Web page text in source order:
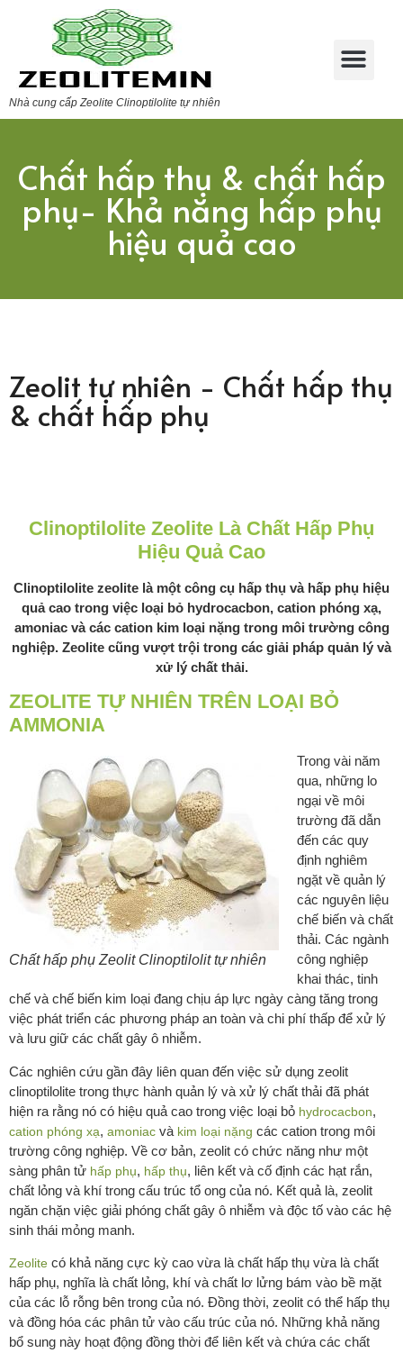
Nhà cung cấp Zeolite Clinoptilolite tự nhiên
Chất hấp thụ & chất hấp
phụ- Khả năng hấp phụ
hiệu quả cao
Zeolit tự nhiên - Chất hấp thụ
& chất hấp phụ
Clinoptilolite Zeolite Là Chất Hấp Phụ
Hiệu Quả Cao
Clinoptilolite zeolite là một công cụ hấp thụ và hấp phụ hiệu
quả cao trong việc loại bỏ hydrocacbon, cation phóng xạ,
amoniac và các cation kim loại nặng trong môi trường công
nghiệp. Zeolite cũng vượt trội trong các giải pháp quản lý và
xử lý chất thải.
ZEOLITE TỰ NHIÊN TRÊN LOẠI BỎ
AMMONIA
Chất hấp phụ Zeolit Clinoptilolit tự nhiên
Trong vài năm
qua, những lo
ngại về môi
trường đã dẫn
đến các quy
định nghiêm
ngặt về quản lý
các nguyên liệu
chế biến và chất
thải. Các ngành
công nghiệp
khai thác, tinh
chế và chế biến kim loại đang chịu áp lực ngày càng tăng trong
việc phát triển các phương pháp an toàn và chi phí thấp để xử lý
và lưu giữ các chất gây ô nhiễm.
Các nghiên cứu gần đây liên quan đến việc sử dụng zeolit
clinoptilolite trong thực hành quản lý và xử lý chất thải đã phát
hiện ra rằng nó có hiệu quả cao trong việc loại bỏ hydrocacbon,
cation phóng xạ, amoniac và kim loại nặng các cation trong môi
trường công nghiệp. Về cơ bản, zeolit có chức năng như một
sàng phân tử hấp phụ, hấp thụ, liên kết và cố định các hạt rắn,
chất lỏng và khí trong cấu trúc tổ ong của nó. Kết quả là, zeolit
ngăn chặn việc giải phóng chất gây ô nhiễm và độc tố vào các hệ
sinh thái mỏng manh.
Zeolite có khả năng cực kỳ cao vừa là chất hấp thụ vừa là chất
hấp phụ, nghĩa là chất lỏng, khí và chất lơ lửng bám vào bề mặt
của các lỗ rỗng bên trong của nó. Đồng thời, zeolit có thể hấp thụ
và đồng hóa các phân tử vào cấu trúc của nó. Những khả năng
bổ sung này hoạt động đồng thời để liên kết và chứa các chất